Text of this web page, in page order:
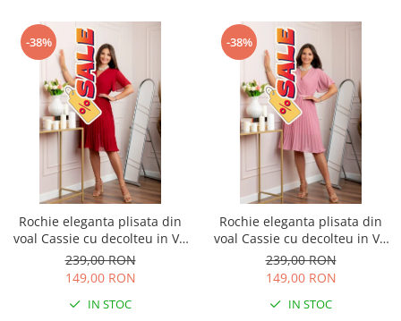
-38%
Rochie eleganta plisata din
voal Cassie cu decolteu in V -
Grena
239,00 RON
149,00 RON
IN STOC
-38%
Rochie eleganta plisata din
voal Cassie cu decolteu in V -
Roz
239,00 RON
149,00 RON
IN STOC